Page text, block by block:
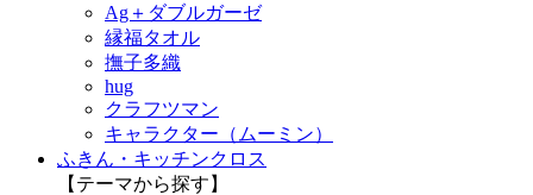
Ag＋ダブルガーゼ
縁福タオル
撫子多織
hug
クラフツマン
キャラクター（ムーミン）
ふきん・キッチンクロス
【テーマから探す】